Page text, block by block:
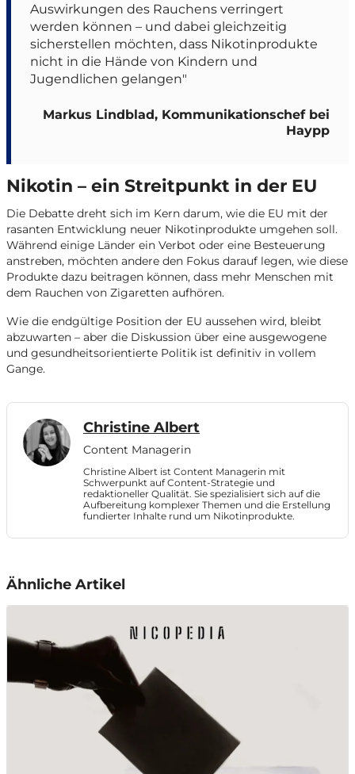
Auswirkungen des Rauchens verringert
werden können – und dabei gleichzeitig
sicherstellen möchten, dass Nikotinprodukte
nicht in die Hände von Kindern und
Jugendlichen gelangen"
Markus Lindblad, Kommunikationschef bei
Haypp
Nikotin – ein Streitpunkt in der EU
Die Debatte dreht sich im Kern darum, wie die EU mit der
rasanten Entwicklung neuer Nikotinprodukte umgehen soll.
Während einige Länder ein Verbot oder eine Besteuerung
anstreben, möchten andere den Fokus darauf legen, wie diese
Produkte dazu beitragen können, dass mehr Menschen mit
dem Rauchen von Zigaretten aufhören.
Wie die endgültige Position der EU aussehen wird, bleibt
abzuwarten – aber die Diskussion über eine ausgewogene
und gesundheitsorientierte Politik ist definitiv in vollem
Gange.
Christine Albert
Content Managerin
Christine Albert ist Content Managerin mit
Schwerpunkt auf Content-Strategie und
redaktioneller Qualität. Sie spezialisiert sich auf die
Aufbereitung komplexer Themen und die Erstellung
fundierter Inhalte rund um Nikotinprodukte.
Ähnliche Artikel